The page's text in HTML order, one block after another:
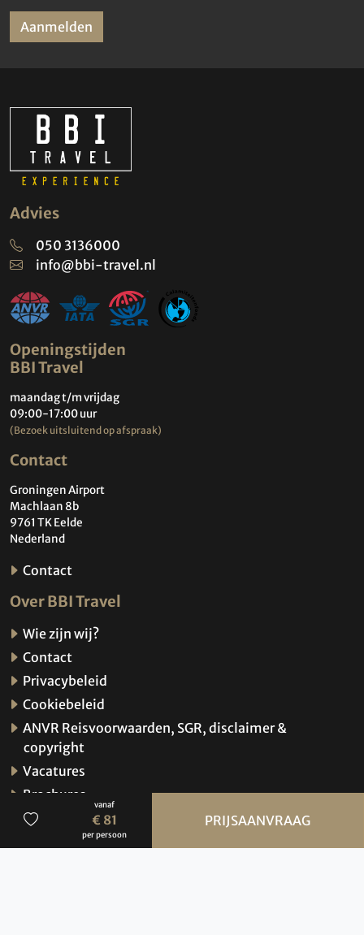
vanaf
€ 81
per persoon
PRIJSAANVRAAG
Aanmelden
Advies
050 3136000
info@bbi-travel.nl
Openingstijden
BBI Travel
maandag t/m vrijdag
09:00-17:00 uur
(Bezoek uitsluitend op afspraak)
Contact
Groningen Airport
Machlaan 8b
9761 TK Eelde
Nederland
Contact
Over BBI Travel
Wie zijn wij?
Contact
Privacybeleid
Cookiebeleid
ANVR Reisvoorwaarden, SGR, disclaimer &
copyright
Vacatures
Brochures
Verzekeringen
Hoe werkt de website?